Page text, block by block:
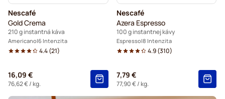
Nescafé
Gold Crema
210 g instantná káva
Americano 6 Intenzita
4.4(21)
16,09 €
76,62 €/ kg.
Nescafé
Azera Espresso
100 g instantnej kávy
Espresso 8 Intenzita
4.9(310)
7,79 €
77,90 €/ kg.